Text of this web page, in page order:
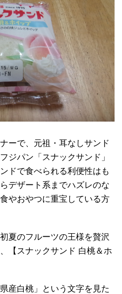
ーで、元祖・耳なしサンド
ジパン「スナックサンド」
ドで食べられる利便性はも
デザート系までハズレのな
やおやつに重宝している方
夏のフルーツの王様を贅沢
【スナックサンド 白桃＆ホ
産白桃」という文字を見た